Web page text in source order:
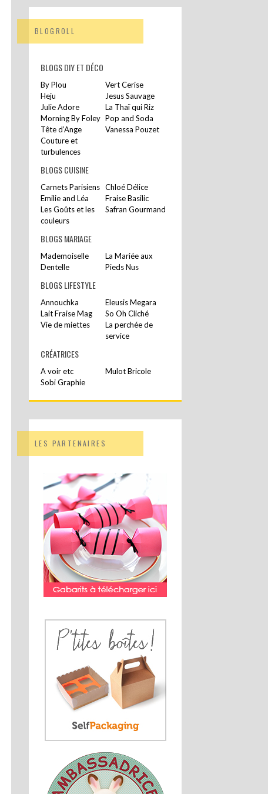
BLOGROLL
BLOGS DIY ET DÉCO
By Plou
Vert Cerise
Heju
Jesus Sauvage
Julie Adore
La Thaï qui Riz
Morning By Foley Pop and Soda
Tête d’Ange
Vanessa Pouzet
Couture et
turbulences
BLOGS CUISINE
Carnets Parisiens Chloé Délice
Emilie and Léa
Fraise Basilic
Les Goûts et les
couleurs
Safran Gourmand
BLOGS MARIAGE
Mademoiselle
Dentelle
La Mariée aux
Pieds Nus
BLOGS LIFESTYLE
Annouchka
Eleusis Megara
Lait Fraise Mag
So Oh Cliché
Vie de miettes
La perchée de
service
CRÉATRICES
A voir etc
Mulot Bricole
Sobi Graphie
LES PARTENAIRES